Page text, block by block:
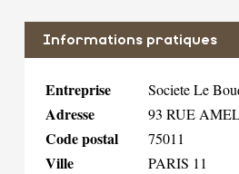
Informations pratiques
Entreprise Societe Le
Adresse 93 RUE
Code postal 75011
Ville PARIS 11